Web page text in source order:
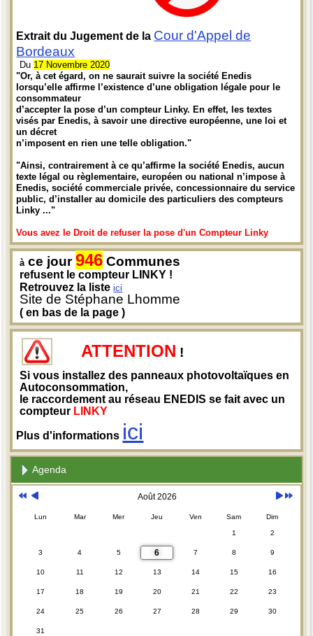
Extrait du Jugement de la Cour d'Appel de
Bordeaux
Du 17 Novembre 2020
"Or, à cet égard, on ne saurait suivre la société Enedis
lorsqu’elle affirme l’existence d’une obligation légale pour le
consommateur
d’accepter la pose d’un compteur Linky. En effet, les textes
visés par Enedis, à savoir une directive européenne, une loi et
un décret
n’imposent en rien une telle obligation."
"Ainsi, contrairement à ce qu’affirme la société Enedis, aucun
texte légal ou règlementaire, européen ou national n’impose à
Enedis, société commerciale privée, concessionnaire du service
public, d’installer au domicile des particuliers des compteurs
Linky ..."
Vous avez le Droit de refuser la pose d'un Compteur Linky
à ce jour946 Communes
refusent le compteur LINKY !
Retrouvez la listeici
Site de Stéphane Lhomme
( en bas de la page )
ATTENTION !
Si vous installez des panneaux photovoltaïques en
Autoconsommation,
le raccordement au réseau ENEDIS se fait avec un
compteur LINKY
Plus d'informations ici
Agenda
Août 2026
Lun Mar Mer Jeu Ven Sam Dim
1 2
3 4 5 6 7 8 9
10 11 12 13 14 15 16
17 18 19 20 21 22 23
24 25 26 27 28 29 30
31